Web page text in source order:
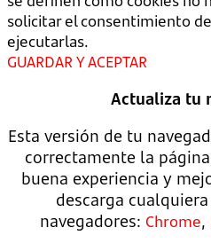
solicitar el consentimiento
ejecutarlas.
GUARDAR Y ACEPTAR
Actualiza tu
Esta versión de tu
correctamente la
buena experiencia y
descarga
navegadores: Chrome,